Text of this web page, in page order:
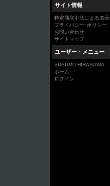
サイト情報
特定商取引法による表示
プライバシー･ポリシー
お問い合わせ
サイトマップ
ユーザー・メニュー
SUSUMU HIRASAWA
ホーム
ログイン